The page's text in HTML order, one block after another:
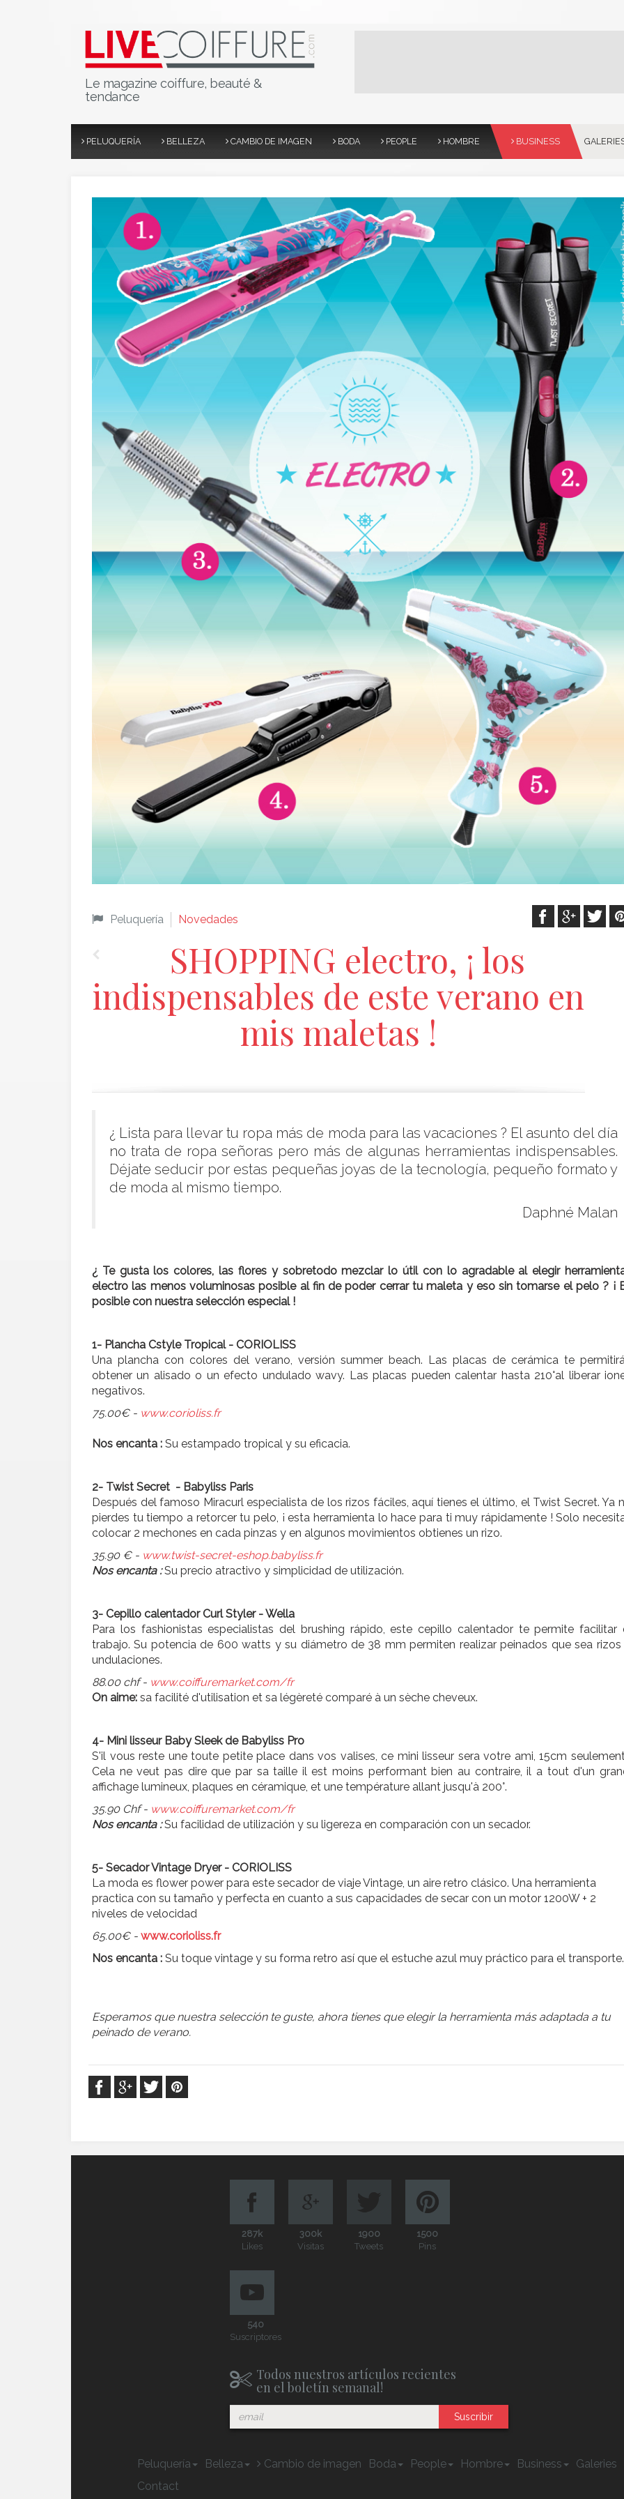
Le magazine coiffure, beauté &
tendance
PELUQUERÍA BELLEZA CAMBIO DE IMAGEN BODA PEOPLE HOMBRE BUSINESS
Peluquería Novedades
SHOPPING electro, ¡ los
indispensables de este verano en
mis maletas !
¿ Lista para llevar tu ropa más de moda para las vacaciones ? El asunto del día
no trata de ropa señoras pero más de algunas herramientas indispensables.
Déjate seducir por estas pequeñas joyas de la tecnología, pequeño formato y
de moda al mismo tiempo.
Daphné Malan
¿ Te gusta los colores, las flores y sobretodo mezclar lo útil con lo agradable al elegir
electro las menos voluminosas posible al fin de poder cerrar tu maleta y eso sin tomarse el pelo ? ¡
posible con nuestra selección especial !
1- Plancha Cstyle Tropical - CORIOLISS
Una plancha con colores del verano, versión summer beach. Las placas de cerámica te
obtener un alisado o un efecto undulado wavy. Las placas pueden calentar hasta 210°al liberar
negativos.
75.00€ - www.corioliss.fr
Nos encanta : Su estampado tropical y su eficacia.
2- Twist Secret - Babyliss Paris
Después del famoso Miracurl especialista de los rizos fáciles, aquí tienes el último, el Twist Secret. Ya
pierdes tu tiempo a retorcer tu pelo, ¡ esta herramienta lo hace para ti muy rápidamente ! Solo
colocar 2 mechones en cada pinzas y en algunos movimientos obtienes un rizo.
35.90 € - www.twist-secret-eshop.babyliss.fr
Nos encanta : Su precio atractivo y simplicidad de utilización.
3- Cepillo calentador Curl Styler - Wella
Para los fashionistas especialistas del brushing rápido, este cepillo calentador te permite facilitar
trabajo. Su potencia de 600 watts y su diámetro de 38 mm permiten realizar peinados que sea rizos
undulaciones.
88.00 chf - www.coiffuremarket.com/fr
On aime: sa facilité d'utilisation et sa légèreté comparé à un sèche cheveux.
4- Mini lisseur Baby Sleek de Babyliss Pro
S'il vous reste une toute petite place dans vos valises, ce mini lisseur sera votre ami, 15cm
Cela ne veut pas dire que par sa taille il est moins performant bien au contraire, il a tout d'un
affichage lumineux, plaques en céramique, et une température allant jusqu'à 200°.
35.90 Chf - www.coiffuremarket.com/fr
Nos encanta :Su facilidad de utilización y su ligereza en comparación con un secador.
5- Secador Vintage Dryer - CORIOLISS
La moda es flower power para este secador de viaje Vintage, un aire retro clásico. Una herramienta
practica con su tamaño y perfecta en cuanto a sus capacidades de secar con un motor 1200W + 2
niveles de velocidad
65.00€ - www.corioliss.fr
Nos encanta : Su toque vintage y su forma retro así que el estuche azul muy práctico para el transporte.
Esperamos que nuestra selección te guste, ahora tienes que elegir la herramienta más adaptada a tu
peinado de verano.
287k
Likes
300k
Visitas
1900
Tweets
1500
Pins
540
Suscriptores
Todos nuestros artículos recientes
en el boletín semanal!
Suscribir
Peluquería Belleza Cambio de imagen Boda People Hombre Business
Galeries
Contact